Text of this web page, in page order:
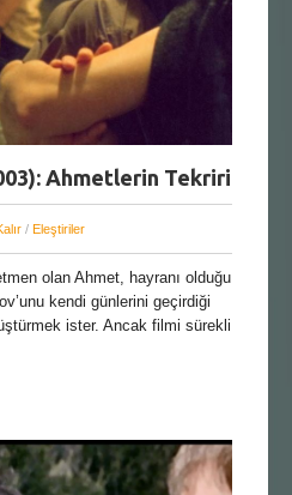
Ahmetlerin Tekriri
/ Eleştiriler
olan Ahmet, hayranı olduğu
kendi günlerini geçirdiği
ister. Ancak filmi sürekli